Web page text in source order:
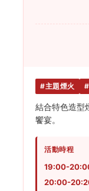
#主題煙火
結合特色造型
饗宴。
活動時程
19:00-
20:00-